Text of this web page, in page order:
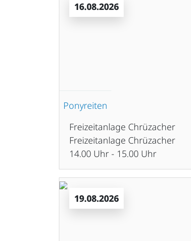
16.08.2026
Ponyreiten
Freizeitanlage Chrüzacher
Freizeitanlage Chrüzacher
14.00 Uhr - 15.00 Uhr
19.08.2026